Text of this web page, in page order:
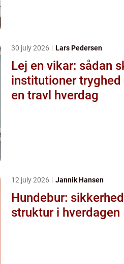
30 july 2026 Lars Pedersen
Lej en vikar: sådan
institutioner
en travl hverdag
12 july 2026 Jannik Hansen
Hundebur:
struktur i hverdagen